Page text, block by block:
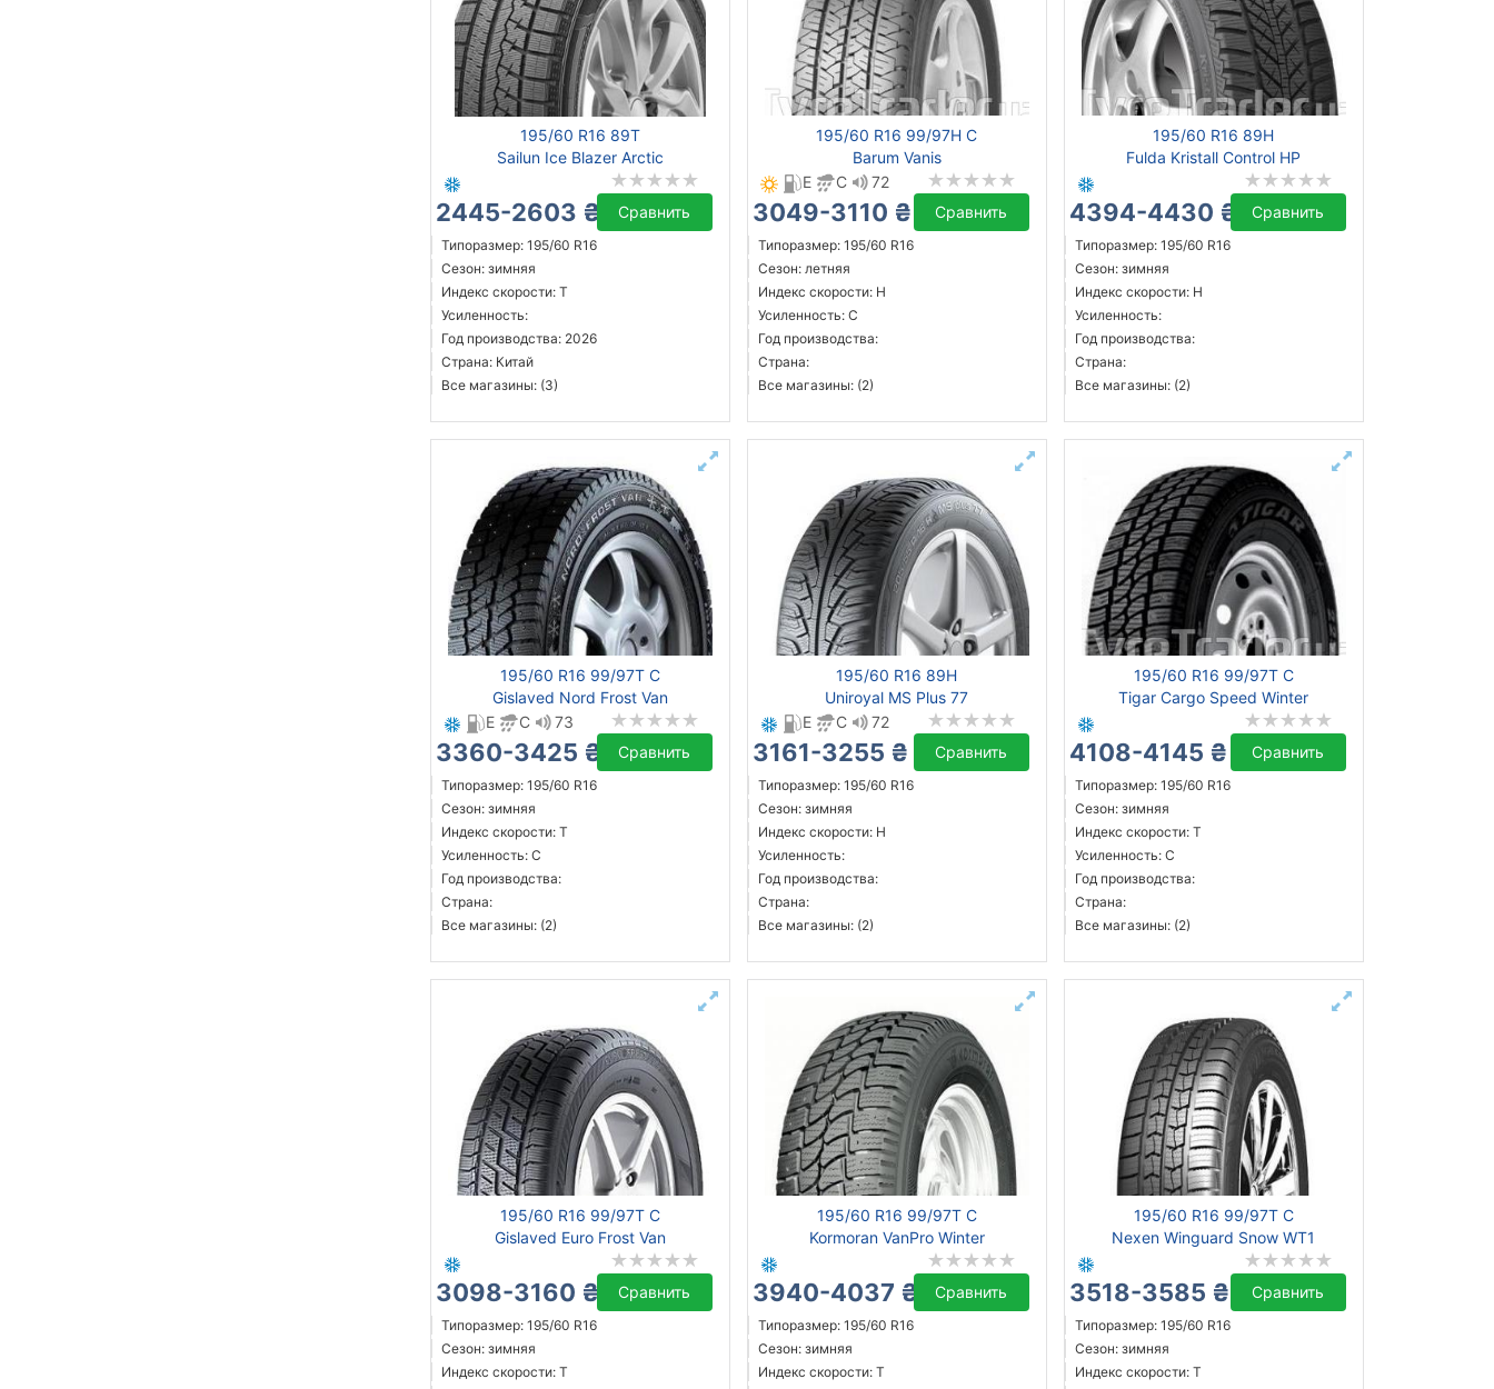
195/60 R16 89T
Sailun Ice Blazer Arctic
2445-2603 ₴ Сравнить
Типоразмер: 195/60 R16
Сезон: зимняя
Индекс скорости: T
Усиленность:
Год производства: 2026
Страна: Китай
Все магазины: (3)
195/60 R16 99/97H C
Barum Vanis
E
C 72
3049-3110 ₴ Сравнить
Типоразмер: 195/60 R16
Сезон: летняя
Индекс скорости: H
Усиленность: C
Год производства:
Страна:
Все магазины: (2)
195/60 R16 89H
Fulda Kristall Control HP
4394-4430 ₴ Сравнить
Типоразмер: 195/60 R16
Сезон: зимняя
Индекс скорости: H
Усиленность:
Год производства:
Страна:
Все магазины: (2)
195/60 R16 99/97T C
Gislaved Nord Frost Van
E
C 73
3360-3425 ₴ Сравнить
Типоразмер: 195/60 R16
Сезон: зимняя
Индекс скорости: T
Усиленность: C
Год производства:
Страна:
Все магазины: (2)
195/60 R16 89H
Uniroyal MS Plus 77
E
C 72
3161-3255 ₴ Сравнить
Типоразмер: 195/60 R16
Сезон: зимняя
Индекс скорости: H
Усиленность:
Год производства:
Страна:
Все магазины: (2)
195/60 R16 99/97T C
Tigar Cargo Speed Winter
4108-4145 ₴ Сравнить
Типоразмер: 195/60 R16
Сезон: зимняя
Индекс скорости: T
Усиленность: C
Год производства:
Страна:
Все магазины: (2)
195/60 R16 99/97T C
Gislaved Euro Frost Van
3098-3160 ₴ Сравнить
Типоразмер: 195/60 R16
Сезон: зимняя
Индекс скорости: T
195/60 R16 99/97T C
Kormoran VanPro Winter
3940-4037 ₴ Сравнить
Типоразмер: 195/60 R16
Сезон: зимняя
Индекс скорости: T
195/60 R16 99/97T C
Nexen Winguard Snow WT1
3518-3585 ₴ Сравнить
Типоразмер: 195/60 R16
Сезон: зимняя
Индекс скорости: T